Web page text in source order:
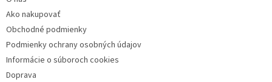
Ako nakupovať
Obchodné podmienky
Podmienky ochrany osobných údajov
Informácie o súboroch cookies
Doprava